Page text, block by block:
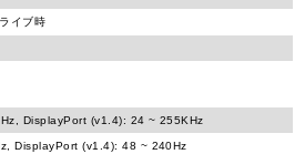
イブ時
DisplayPort (v1.4): 24 ~ 255KHz
DisplayPort (v1.4): 48 ~ 240Hz